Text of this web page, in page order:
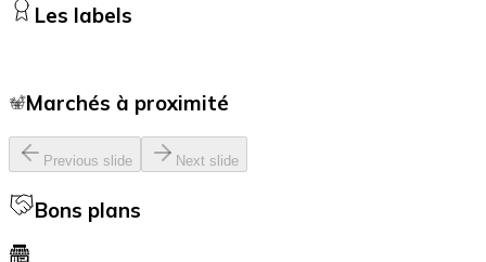
Les labels
Marchés à proximité
Previous slide Next slide
Bons plans